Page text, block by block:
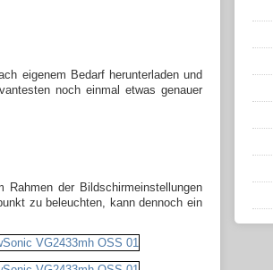
eigenem Bedarf herunterladen und
noch einmal etwas genauer
der Bildschirmeinstellungen
zu beleuchten, kann dennoch ein